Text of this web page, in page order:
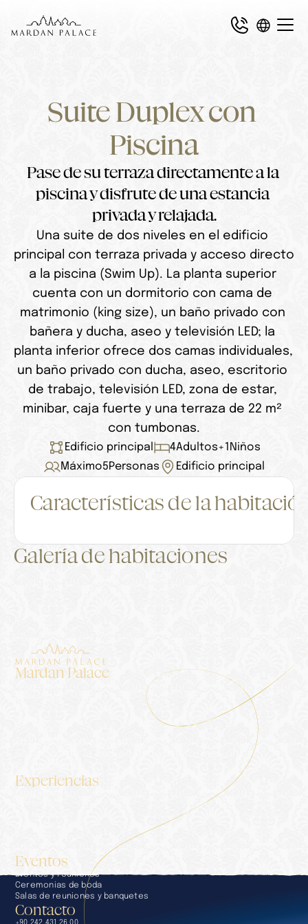
Suite Duplex con
Piscina
Pase de su terraza directamente a la
piscina y disfrute de una estancia
privada y relajada.
Edificio principal 4Adultos+1 Niños
Máximo5Personas Edificio principal
Una suite de dos niveles en el edificio
principal con terraza privada y acceso directo
a la piscina (Swim Up). La planta superior
cuenta con un dormitorio con cama de
matrimonio (king size), un baño privado con
bañera y ducha, aseo y televisión LED; la
planta inferior ofrece dos camas individuales,
un baño privado con ducha, aseo, escritorio
de trabajo, televisión LED, zona de estar,
minibar, caja fuerte y una terraza de 22 m²
con tumbonas.
Características de la
Galería de habitaciones
Mardan Palace
Experiencias
Eventos
Eventos y reuniones
Ceremonias de boda
Salas de reuniones y banquetes
Contacto